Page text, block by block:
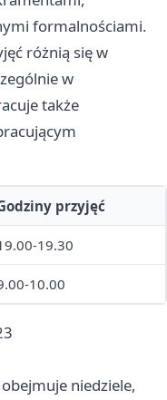
formalnościami.
różnią się w
w
także
przyjęć
19.30
10.00
niedziele,